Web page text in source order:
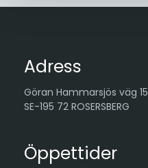
Adress
Göran Hammarsjös väg 15
SE-195 72 ROSERSBERG
Öppettider